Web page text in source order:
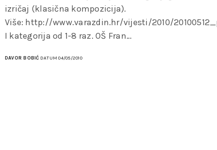
izričaj (klasična kompozicija).
Više: http://www.varazdin.hr/vijesti/2010/
I kategorija od 1-8 raz. OŠ Fran…
DAVOR BOBIĆ DATUM 04/05/2010